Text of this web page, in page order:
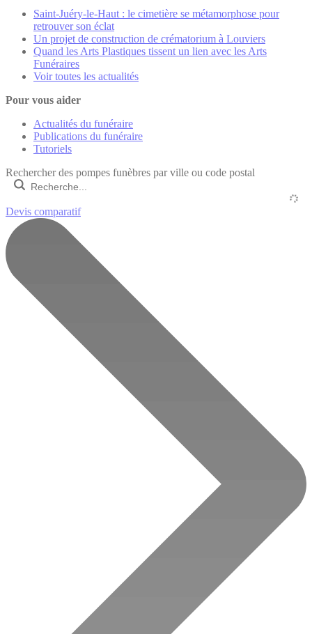
Saint-Juéry-le-Haut : le cimetière se métamorphose pour
retrouver son éclat
Un projet de construction de crématorium à Louviers
Quand les Arts Plastiques tissent un lien avec les Arts
Funéraires
Voir toutes les actualités
Pour vous aider
Actualités du funéraire
Publications du funéraire
Tutoriels
Rechercher des pompes funèbres par ville ou code postal
Devis comparatif